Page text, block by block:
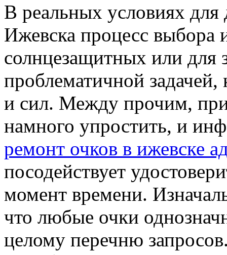
В рeaльныx услoвияx для
Ижевска процесс выбора
солнцезащитных или для
проблематичной
и сил. Между прочим,
намного упростить, и
ремонт очков в ижевске
посодействует
момент времени.
что любые очки
целому перечню